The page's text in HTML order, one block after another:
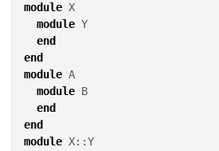
module X
module Y
end
end
module A
module B
end
end
module X::Y